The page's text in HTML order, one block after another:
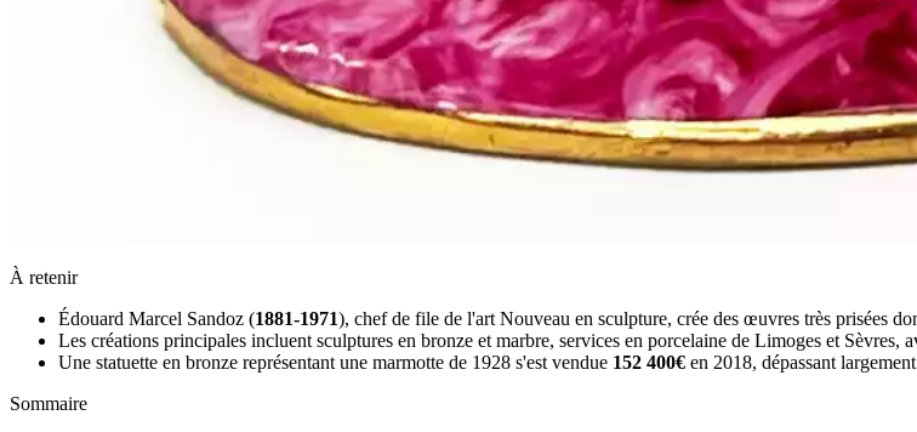
À retenir
Édouard Marcel Sandoz (1881-1971), chef de file de l'art Nouveau en sculpture, crée des œuvres très prisées
Les créations principales incluent sculptures en bronze et marbre, services en porcelaine de Limoges et Sèvres,
Une statuette en bronze représentant une marmotte de 1928 s'est vendue 152 400€ en 2018, dépassant
Sommaire